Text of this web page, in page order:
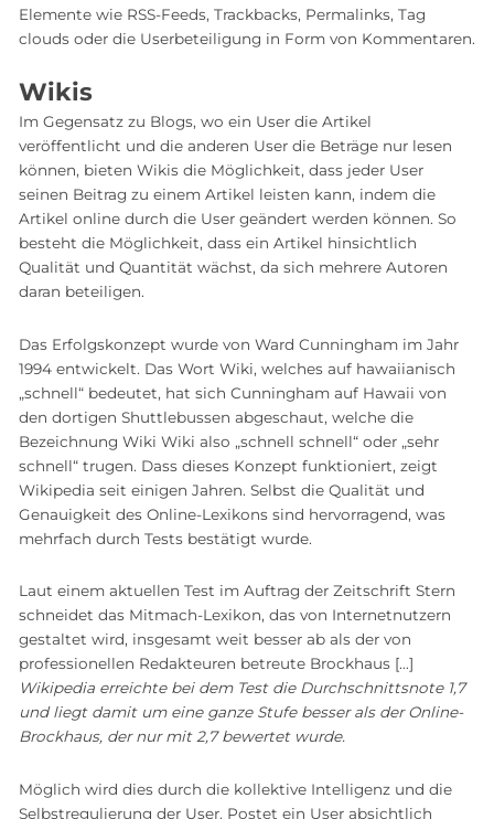
Elemente wie RSS-Feeds, Trackbacks, Permalinks, Tag
clouds oder die Userbeteiligung in Form von Kommentaren.
Wikis
Im Gegensatz zu Blogs, wo ein User die Artikel
veröffentlicht und die anderen User die Beträge nur lesen
können, bieten Wikis die Möglichkeit, dass jeder User
seinen Beitrag zu einem Artikel leisten kann, indem die
Artikel online durch die User geändert werden können. So
besteht die Möglichkeit, dass ein Artikel hinsichtlich
Qualität und Quantität wächst, da sich mehrere Autoren
daran beteiligen.
Das Erfolgskonzept wurde von Ward Cunningham im Jahr
1994 entwickelt. Das Wort Wiki, welches auf hawaiianisch
„schnell“ bedeutet, hat sich Cunningham auf Hawaii von
den dortigen Shuttlebussen abgeschaut, welche die
Bezeichnung Wiki Wiki also „schnell schnell“ oder „sehr
schnell“ trugen. Dass dieses Konzept funktioniert, zeigt
Wikipedia seit einigen Jahren. Selbst die Qualität und
Genauigkeit des Online-Lexikons sind hervorragend, was
mehrfach durch Tests bestätigt wurde.
Laut einem aktuellen Test im Auftrag der Zeitschrift Stern
schneidet das Mitmach-Lexikon, das von Internetnutzern
gestaltet wird, insgesamt weit besser ab als der von
professionellen Redakteuren betreute Brockhaus […]
Wikipedia erreichte bei dem Test die Durchschnittsnote 1,7
und liegt damit um eine ganze Stufe besser als der Online-
Brockhaus, der nur mit 2,7 bewertet wurde.
Möglich wird dies durch die kollektive Intelligenz und die
Selbstregulierung der User. Postet ein User absichtlich